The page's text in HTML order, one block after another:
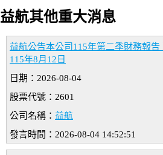
益航其他重大消息
益航公告本公司115年第二季財務報
115年8月12日
日期：2026-08-04
股票代號：2601
公司名稱： 益航
發言時間：2026-08-04 14:52:51